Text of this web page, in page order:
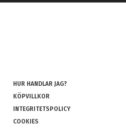
HUR HANDLAR JAG?
KÖPVILLKOR
INTEGRITETSPOLICY
COOKIES